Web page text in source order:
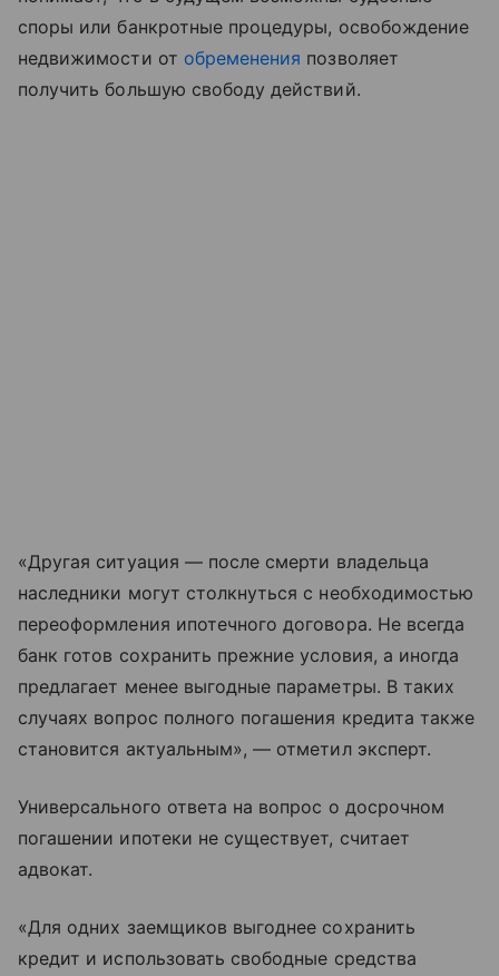
споры или банкротные процедуры, освобождение
недвижимости от обременения позволяет
получить большую свободу действий.
«Другая ситуация — после смерти владельца
наследники могут столкнуться с необходимостью
переоформления ипотечного договора. Не всегда
банк готов сохранить прежние условия, а иногда
предлагает менее выгодные параметры. В таких
случаях вопрос полного погашения кредита также
становится актуальным», — отметил эксперт.
Универсального ответа на вопрос о досрочном
погашении ипотеки не существует, считает
адвокат.
«Для одних заемщиков выгоднее сохранить
кредит и использовать свободные средства